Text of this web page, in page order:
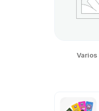
Varios